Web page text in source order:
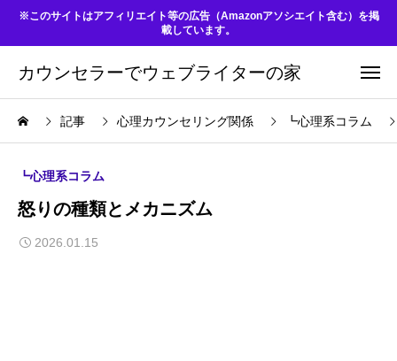
※このサイトはアフィリエイト等の広告（Amazonアソシエイト含む）を掲
載しています。
カウンセラーでウェブライターの家
記事 心理カウンセリング関係 ┗心理系コラム
┗心理系コラム
怒りの種類とメカニズム
2026.01.15